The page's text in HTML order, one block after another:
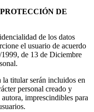
DE
de los datos
el usuario de acuerdo
de 13 de Diciembre
titular serán incluidos en
personal creado y
imprescindibles para